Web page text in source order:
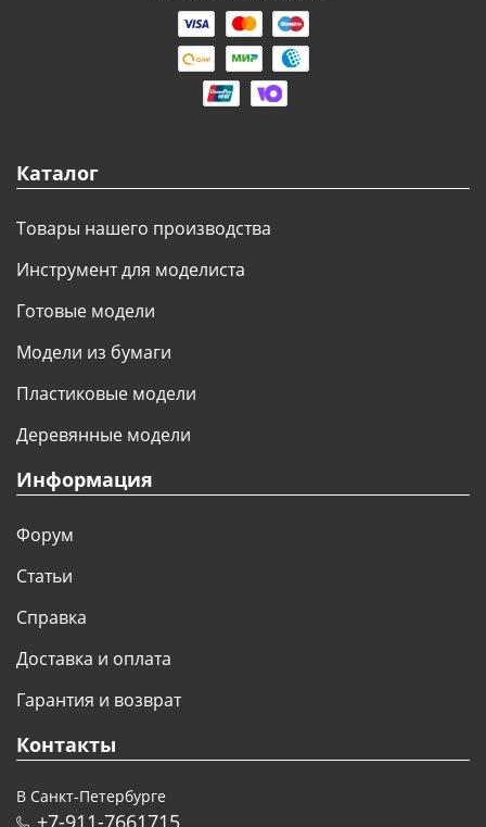
Каталог
Товары нашего производства
Инструмент для моделиста
Готовые модели
Модели из бумаги
Пластиковые модели
Деревянные модели
Информация
Форум
Статьи
Справка
Доставка и оплата
Гарантия и возврат
Контакты
В Санкт-Петербурге
+7-911-7661715